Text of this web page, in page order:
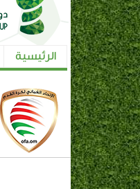
الرئيسية